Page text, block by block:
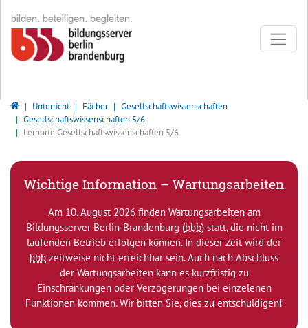
Bildungsserver Berlin - Brandenburg
Unterricht Fächer
Gesellschaftswissenschaften
Gesellschaftswissenschaften 5/6
Lernorte Gesellschaftswissenschaften 5/6
Wichtige Information – Wartungsarbeiten
Am 10. August 2026 finden Wartungsarbeiten am
Bildungsserver Berlin-Brandenburg (bbb) statt, die nicht im
laufenden Betrieb erfolgen können. In dieser Zeit wird der
bbb zeitweise nicht erreichbar sein. Auch nach Abschluss
der Wartungsarbeiten kann es kurzfristig zu
Einschränkungen oder Verzögerungen bei einzelenen
Funktionen kommen. Wir bitten Sie, dies zu entschuldigen!